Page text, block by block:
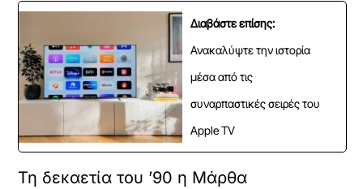
Διαβάστε επίσης:
Ανακαλύψτε την ιστορία
μέσα από τις
συναρπαστικές σειρές του
Apple TV
Τη δεκαετία του ’90 η Μάρθα